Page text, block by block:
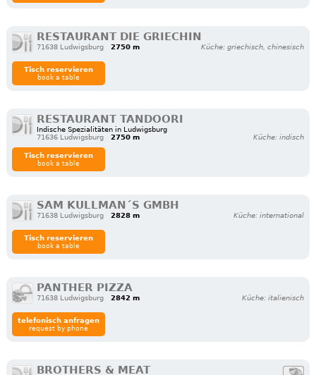
RESTAURANT DIE GRIECHIN
71638 Ludwigsburg 2750 m Küche: griechisch, chinesisch
Tisch reservieren
book a table
RESTAURANT TANDOORI
Indische Spezialitäten in Ludwigsburg
71636 Ludwigsburg
2750 m Küche: indisch
Tisch reservieren
book a table
SAM KULLMAN´S GMBH
71638 Ludwigsburg 2828 m Küche: international
Tisch reservieren
book a table
PANTHER PIZZA
71638 Ludwigsburg 2842 m Küche: italienisch
telefonisch anfragen
request by phone
BROTHERS & MEAT